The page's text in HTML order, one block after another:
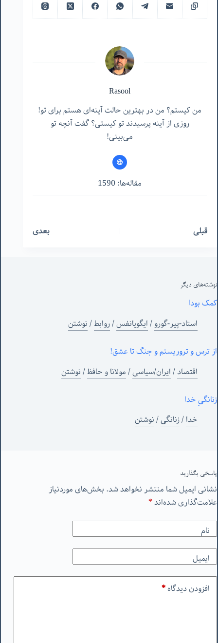
Rasool
من کیستم؟ من در بهترین حالت آینه‌ای هستم برای تو!
روزی از آینه پرسیدند تو کیستی؟ گفت آنچه تو
می‌بینی!
مقاله‌ها: 1590
قبلی بعدی
نوشته‌های‌ دیگر
کمک بودا
استاد-پیر-گورو/ایگویانفس/روابط/نوشتن
از ترس و تروریستم و جنگ تا عشق!
اقتصاد/ایران/سیاسی/مولانا و حافظ/نوشتن
زنانگیِ خدا
خدا/زنانگی/نوشتن
پاسخی بگذارید
نشانی ایمیل شما منتشر نخواهد شد. بخش‌های موردنیاز
علامت‌گذاری شده‌اند*
نام
ایمیل
افزودن دیدگاه*